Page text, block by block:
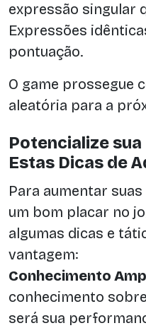
expressão singular
Expressões
pontuação.
O game prossegue
aleatória para a
Potencialize
Estas Dicas de
Para aumentar
um bom placar no
algumas dicas e
vantagem:
Conhecimento
conhecimento
será sua